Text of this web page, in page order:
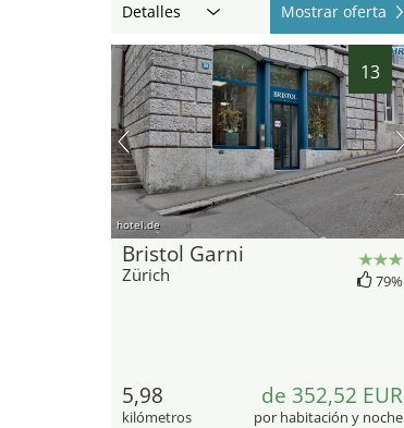
Detalles Mostrar oferta
13
hotel.de
Bristol Garni
Zürich 79%
5,98
kilómetros
de 352,52 EUR
por habitación y noche